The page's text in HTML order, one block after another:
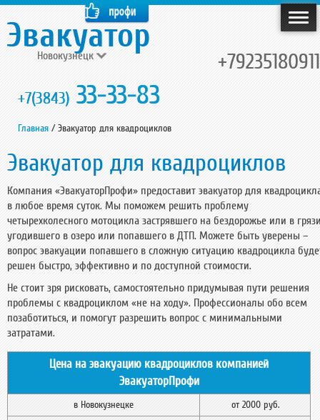
Новокузнецк
+7(3843) 33-33-83
+79235180911
Главная /Эвакуатор для квадроциклов
Эвакуатор для квадроциклов
Компания «ЭвакуаторПрофи» предоставит эвакуатор для
в любое время суток. Мы поможем решить проблему
четырехколесного мотоцикла застрявшего на бездорожье или в
угодившего в озеро или попавшего в ДТП. Можете быть уверены –
вопрос эвакуации попавшего в сложную ситуацию квадроцикла
решен быстро, эффективно и по доступной стоимости.
Не стоит зря рисковать, самостоятельно придумывая пути решения
проблемы с квадроциклом «не на ходу». Профессионалы обо всем
позаботиться, и помогут разрешить вопрос с минимальными
затратами.
Цена на эвакуацию квадроциклов компанией
ЭвакуаторПрофи
в Новокузнецке
от 2000 руб.